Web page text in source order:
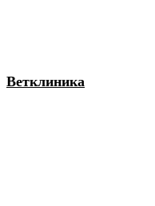
Ветклиника